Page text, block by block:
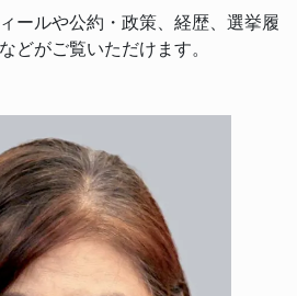
ールや公約・政策、経歴、選挙履
どがご覧いただけます。